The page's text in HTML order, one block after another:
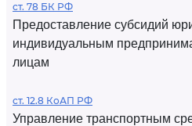
ст. 78 БК РФ
Предоставление субсидий
индивидуальным
лицам
ст. 12.8 КоАП РФ
Управление транспортным